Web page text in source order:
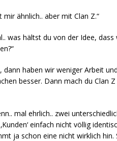
mir ähnlich.. aber mit Clan Z.“
was hältst du von der Idee, dass
dann haben wir weniger Arbeit
besser. Dann mach du Clan
mal ehrlich.. zwei
einfach nicht völlig
ja schon eine nicht wirklich hin.